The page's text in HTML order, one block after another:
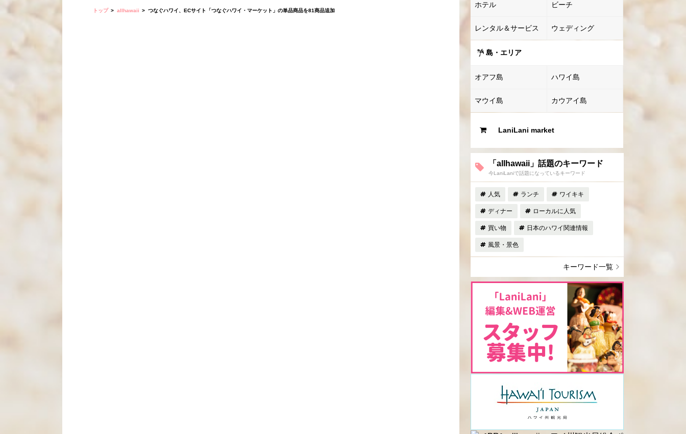
トップ allhawaii つなぐハワイ、ECサイト「つなぐハワイ・マーケット」の単品商品を81商品追加
ホテル ビーチ
レンタル＆サービス ウェディング
島・エリア
オアフ島 ハワイ島
マウイ島 カウアイ島
LaniLani market
「allhawaii」話題のキーワード
今LaniLaniで話題になっているキーワード
人気 ランチ ワイキキ
ディナー ローカルに人気
買い物 日本のハワイ関連情報
風景・景色
キーワード一覧